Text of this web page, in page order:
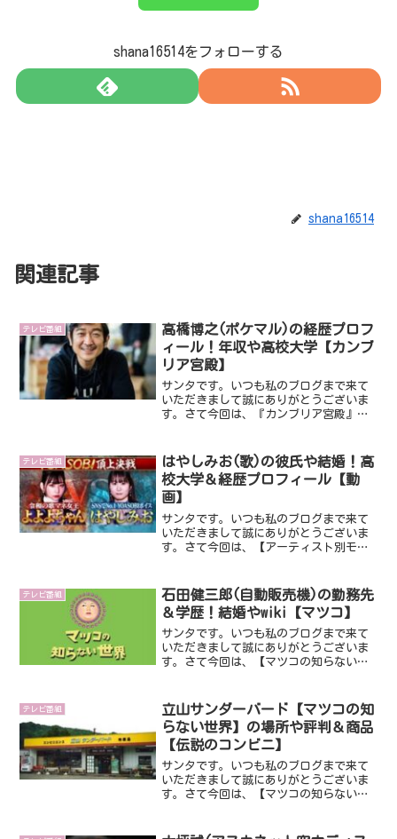
shana16514をフォローする
shana16514
関連記事
テレビ番組
高橋博之(ポケマル)の経歴プロフ
ィール！年収や高校大学【カンブ
リア宮殿】
サンタです。いつも私のブログまで来て
いただきまして誠にありがとうございま
す。さて今回は、『カンブリア宮殿』に
者を直接つなげる『ポケットマルシェ』
の運営をされています。そ...
テレビ番組
はやしみお(歌)の彼氏や結婚！高
校大学＆経歴プロフィール【動
画】
サンタです。いつも私のブログまで来て
いただきまして誠にありがとうございま
す。さて今回は、【アーティスト別モノ
モノマネをされ、よよよちゃんと対決し
たはやしみおさん。...
テレビ番組
石田健三郎(自動販売機)の勤務先
＆学歴！結婚やwiki【マツコ】
サンタです。いつも私のブログまで来て
いただきまして誠にありがとうございま
す。さて今回は、【マツコの知らない世
いどんな方なんでしょうね。ではさっそ
くみていきましょうね。ス...
テレビ番組
立山サンダーバード【マツコの知
らない世界】の場所や評判＆商品
【伝説のコンビニ】
サンタです。いつも私のブログまで来て
いただきまして誠にありがとうございま
す。さて今回は、【マツコの知らない世